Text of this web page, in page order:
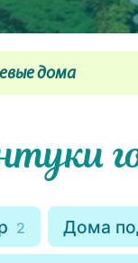
дома
2 Дома